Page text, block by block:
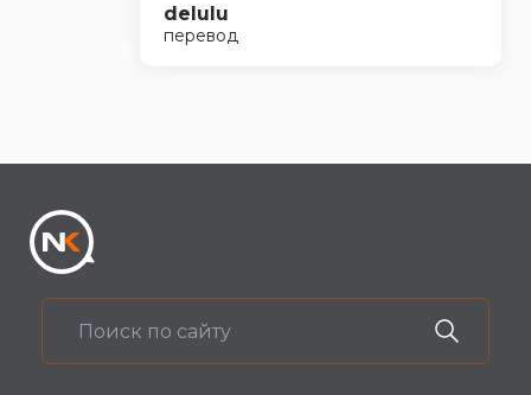
delulu
перевод